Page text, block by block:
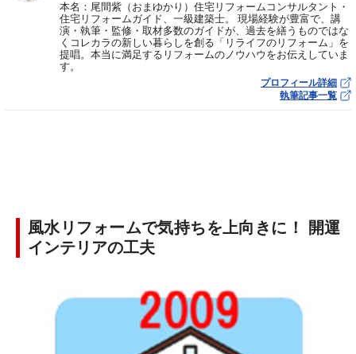
本名：尾間紫（おまゆかり）住宅リフォームコンサルタント・
住宅リフォームガイド、一級建築士。 現場経験が豊富で、講
演・執筆・監修・取材多数のガイドが、過去を繕うものではな
くコレカラの新しい暮らしを創る「リライフのリフォーム」を
提唱。本当に満足するリフォームのノウハウをお伝えしていま
す。
プロフィール詳細
執筆記事一覧
風水リフォームで気持ちを上向きに！ 開運
インテリアの工夫